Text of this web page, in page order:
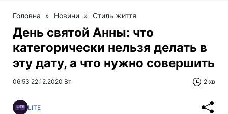
Головна » Новини » Стиль життя
День святой Анны: что
категорически нельзя делать в
эту дату, а что нужно совершить
06:53 22.12.2020 Вт 2 хв
LITE